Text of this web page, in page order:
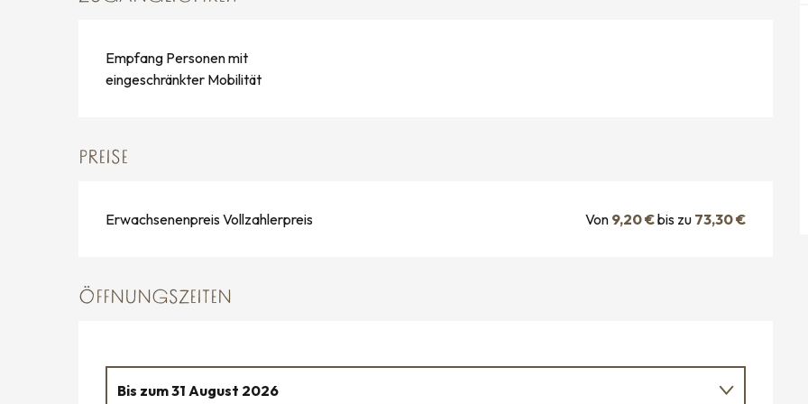
Empfang Personen mit
eingeschränkter Mobilität
PREISE
Erwachsenenpreis Vollzahlerpreis Von 9,20 €bis zu 73,30 €
ÖFFNUNGSZEITEN
Bis zum31 August 2026